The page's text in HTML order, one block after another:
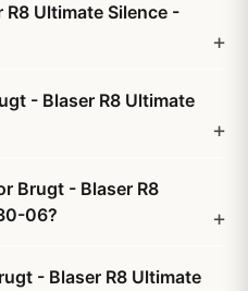
Ultimate Silence -
- Blaser R8 Ultimate
Brugt - Blaser R8
06?
- Blaser R8 Ultimate